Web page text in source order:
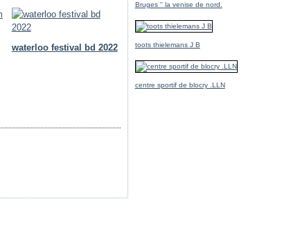
waterloo festival bd 2022
Bruges '' la venise de nord.
toots thielemans J B
centre sportif de blocry .LLN